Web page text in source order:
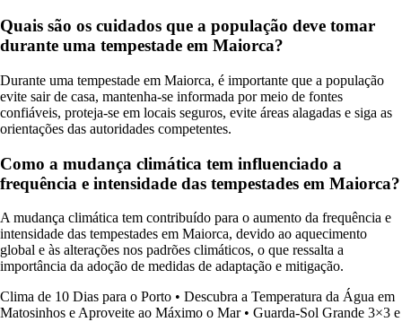
Quais são os cuidados que a população deve tomar
durante uma tempestade em Maiorca?
Durante uma tempestade em Maiorca, é importante que a população
evite sair de casa, mantenha-se informada por meio de fontes
confiáveis, proteja-se em locais seguros, evite áreas alagadas e siga as
orientações das autoridades competentes.
Como a mudança climática tem influenciado a
frequência e intensidade das tempestades em Maiorca?
A mudança climática tem contribuído para o aumento da frequência e
intensidade das tempestades em Maiorca, devido ao aquecimento
global e às alterações nos padrões climáticos, o que ressalta a
importância da adoção de medidas de adaptação e mitigação.
Clima de 10 Dias para o Porto • Descubra a Temperatura da Água em
Matosinhos e Aproveite ao Máximo o Mar• Guarda-Sol Grande 3×3 e